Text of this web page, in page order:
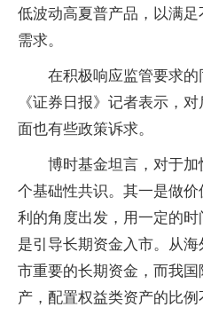
低波动高夏普产品，以满
需求。
在积极响应监管要求
《证券日报》记者表示，
面也有些政策诉求。
博时基金坦言，对于
个基础性共识。其一是做
利的角度出发，用一定的
是引导长期资金入市。从
市重要的长期资金，而我
产，配置权益类资产的比